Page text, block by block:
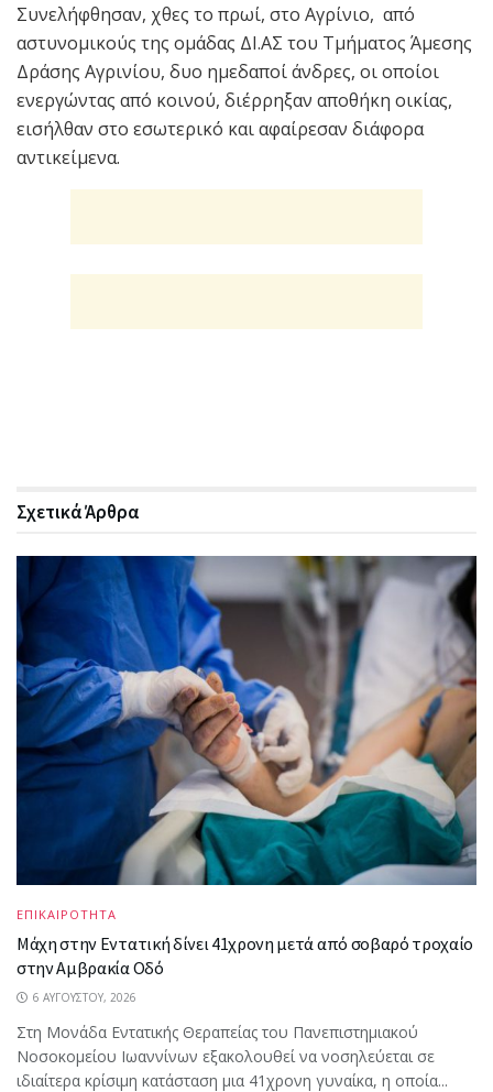
Συνελήφθησαν, χθες το πρωί, στο Αγρίνιο, από
αστυνομικούς της ομάδας ΔΙ.ΑΣ του Τμήματος Άμεσης
Δράσης Αγρινίου, δυο ημεδαποί άνδρες, οι οποίοι
ενεργώντας από κοινού, διέρρηξαν αποθήκη οικίας,
εισήλθαν στο εσωτερικό και αφαίρεσαν διάφορα
αντικείμενα.
ΣχετικάΆρθρα
ΕΠΙΚΑΙΡΟΤΗΤΑ
Μάχη στην Εντατική δίνει 41χρονη μετά από σοβαρό τροχαίο
στην Αμβρακία Οδό
6 ΑΥΓΟΎΣΤΟΥ, 2026
Στη Μονάδα Εντατικής Θεραπείας του Πανεπιστημιακού
Νοσοκομείου Ιωαννίνων εξακολουθεί να νοσηλεύεται σε
ιδιαίτερα κρίσιμη κατάσταση μια 41χρονη γυναίκα, η οποία...